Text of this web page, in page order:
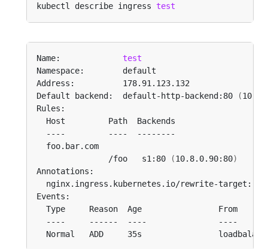
kubectl describe ingress test
Name: test
Default backend:  default-http-backend:80
(
               /foo   s1:80
(10.8.0.90:80)